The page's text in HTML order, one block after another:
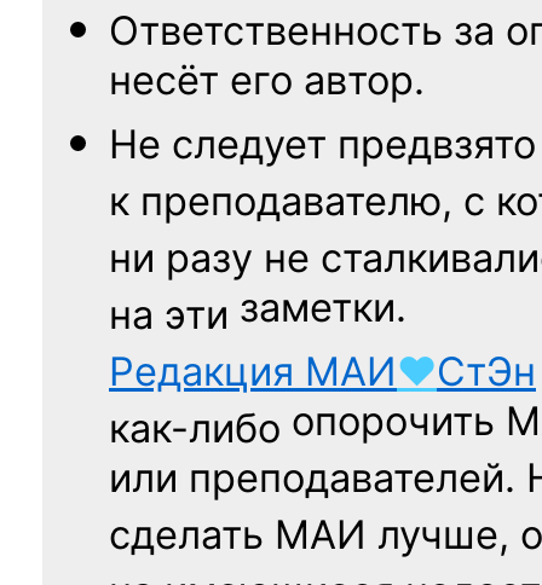
Ответственность за
несёт его автор.
Не следует
к преподавателю, с
ни разу не
на эти заметки.
Редакция МАИ♥СтЭн
как-либо опорочить
или
сделать МАИ лучше,